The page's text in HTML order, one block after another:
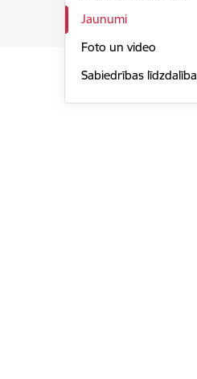
Jaunumi
Foto un video
Sabiedrības līdzdalība